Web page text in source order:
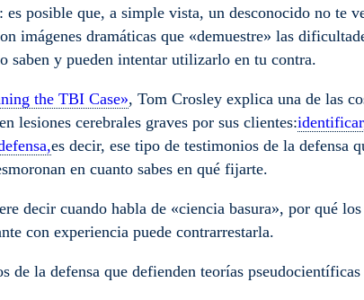
es posible que, a simple vista, un desconocido no te
imágenes dramáticas que «demuestre» las
saben y pueden intentar utilizarlo en tu contra.
the TBI Case», Tom Crosley explica una de las
lesiones cerebrales graves por sus clientes:
es decir, ese tipo de testimonios de la defensa
en cuanto sabes en qué fijarte.
decir cuando habla de «ciencia basura», por qué
con experiencia puede contrarrestarla.
de la defensa que defienden teorías